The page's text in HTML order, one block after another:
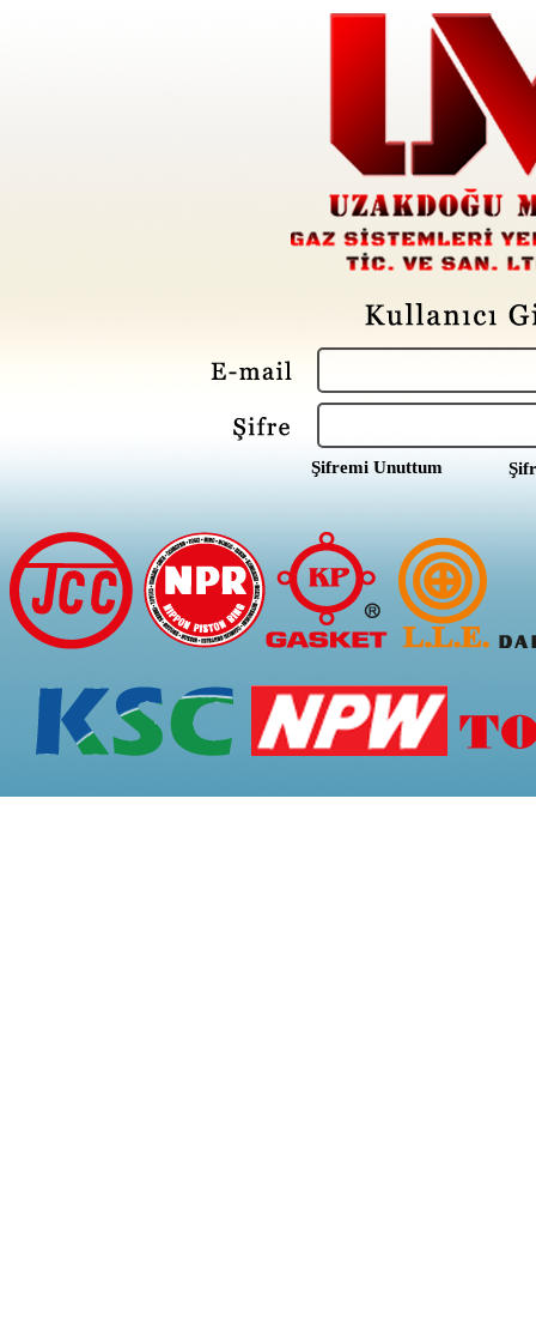
Şifremi Unuttum